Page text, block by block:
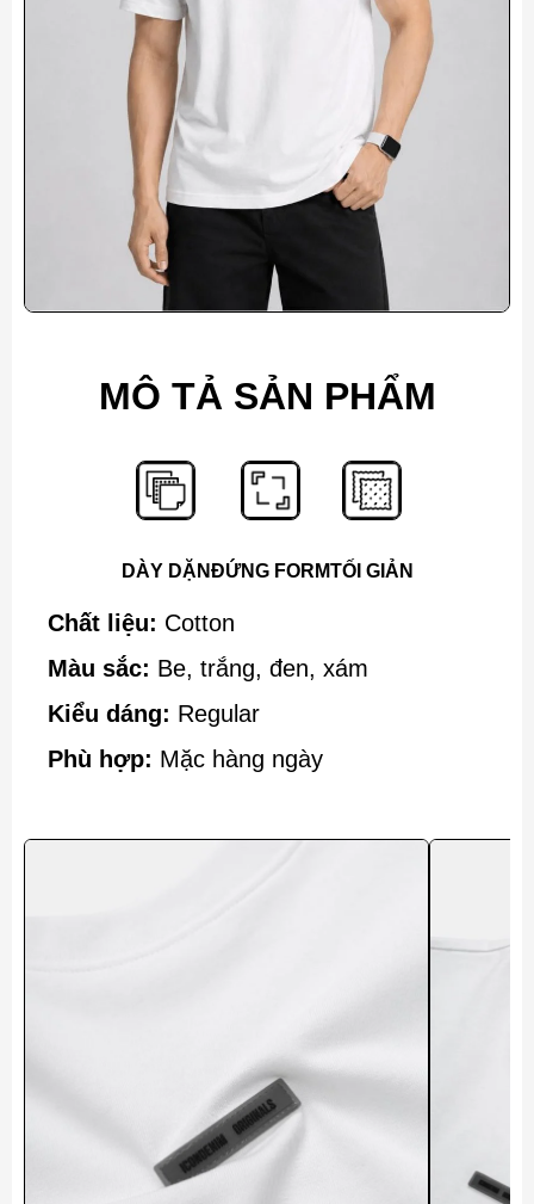
MÔ TẢ SẢN PHẨM
DÀY DẶNĐỨNG FORMTỐI GIẢN
Chất liệu: Cotton
Màu sắc: Be, trắng, đen, xám
Kiểu dáng: Regular
Phù hợp: Mặc hàng ngày